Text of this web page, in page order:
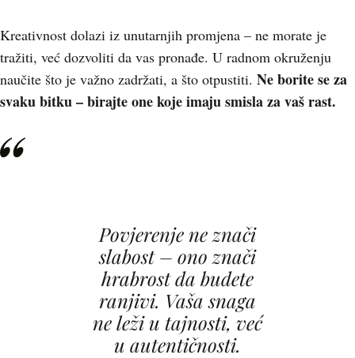
Kreativnost dolazi iz unutarnjih promjena – ne morate je
tražiti, već dozvoliti da vas pronađe. U radnom okruženju
naučite što je važno zadržati, a što otpustiti. Ne borite se za
svaku bitku – birajte one koje imaju smisla za vaš rast.
Povjerenje ne znači
slabost – ono znači
hrabrost da budete
ranjivi. Vaša snaga
ne leži u tajnosti, već
u autentičnosti.